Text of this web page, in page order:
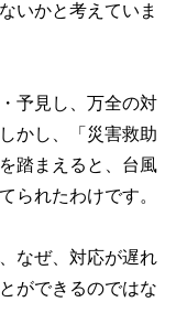
いかと考えていま
予見し、万全の対
かし、「災害救助
踏まえると、台風
られたわけです。
なぜ、対応が遅れ
ができるのではな